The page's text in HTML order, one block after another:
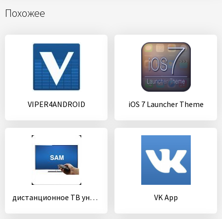
Похожее
VIPER4ANDROID iOS 7 Launcher Theme
дистанционное ТВ универсальный VK App